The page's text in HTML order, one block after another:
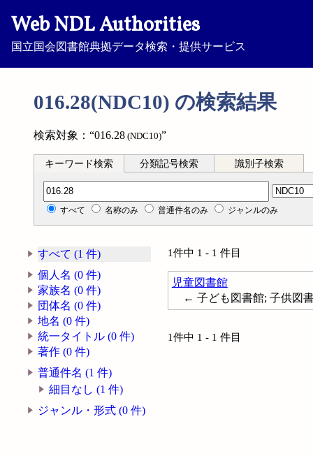
Web NDL Authorities
国立国会図書館典拠データ検索・提供サービス
016.28(NDC10) の検索結果
検索対象：“016.28 (NDC10)”
キーワード検索 分類記号検索 識別子検索
分類記号検索
すべて 名称のみ 普通件名のみ ジャンルのみ
すべて (1 件)
個人名 (0 件)
家族名 (0 件)
団体名 (0 件)
地名 (0 件)
統一タイトル (0 件)
著作 (0 件)
普通件名 (1 件)
細目なし (1 件)
ジャンル・形式 (0 件)
1件中 1 - 1 件目
児童図書館
← 子ども図書館; 子供図
1件中 1 - 1 件目